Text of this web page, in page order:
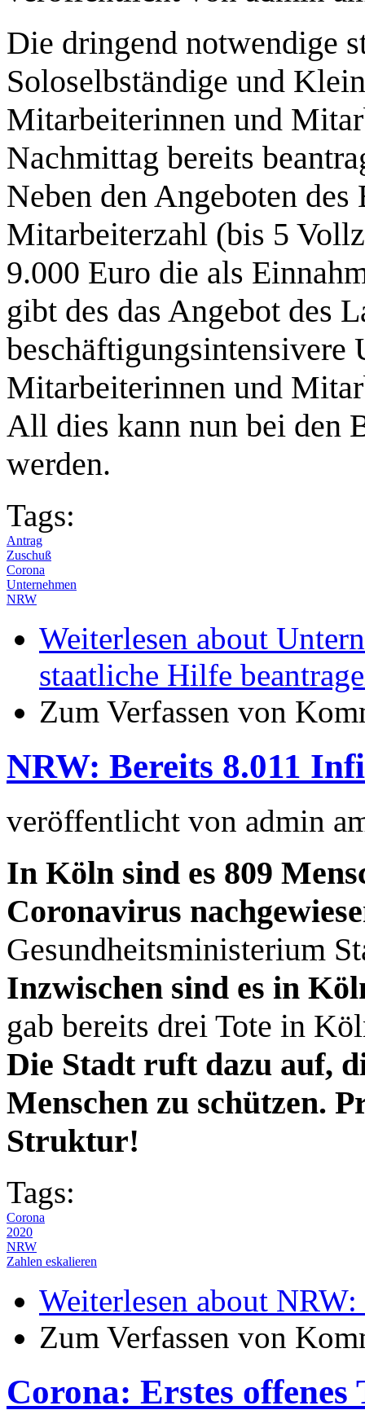
Die dringend notwendige
Soloselbständige und
Mitarbeiterinnen und
Nachmittag bereits
Neben den Angeboten
Mitarbeiterzahl (bis 5
9.000 Euro die als
gibt des das Angebot des
beschäftigungsintensivere
Mitarbeiterinnen und
All dies kann nun bei den
werden.
Tags:
Antrag
Zuschuß
Corona
Unternehmen
NRW
Weiterlesen about
staatliche Hilfe
Zum Verfassen von
NRW: Bereits 8.011
veröffentlicht von admin
In Köln sind es 809
Coronavirus
Gesundheitsministerium
Inzwischen sind es in
gab bereits drei Tote in
Die Stadt ruft dazu auf,
Menschen zu schützen.
Struktur!
Tags:
Corona
2020
NRW
Zahlen eskalieren
Weiterlesen about
Zum Verfassen von
Corona: Erstes